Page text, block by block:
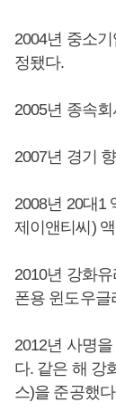
2004년 중소기
정됐다.
2005년 종속
2007년 경기
2008년 20대1
제이앤티씨)
2010년 강화
폰용 윈도우글
2012년 사명
다. 같은 해 강
스)을 준공했